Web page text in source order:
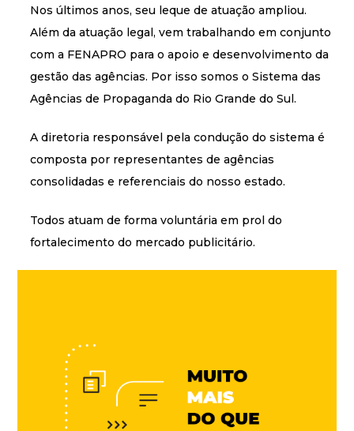
Nos últimos anos, seu leque de atuação ampliou.
Além da atuação legal, vem trabalhando em conjunto
com a FENAPRO para o apoio e desenvolvimento da
gestão das agências. Por isso somos o Sistema das
Agências de Propaganda do Rio Grande do Sul.
A diretoria responsável pela condução do sistema é
composta por representantes de agências
consolidadas e referenciais do nosso estado.
Todos atuam de forma voluntária em prol do
fortalecimento do mercado publicitário.